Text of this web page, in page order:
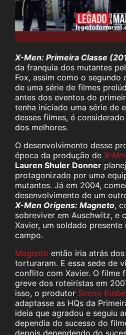
X-Men: Primeira Classe
da franquia dos mutantes
Fox, assim como o segundo
de uma série de filmes
antes dos eventos do
tenha iniciado uma série de
desses filmes, é
dos melhores.
O desenvolvimento desse
época da produção de X-
Lauren Shuler Donner
protagonizado por uma
mutantes. Já em 2004,
desenvolvimento de um
X-Men Origens: Magneto,
sobreviver em Auschwitz, e
Xavier, um soldado
campo.
Magneto então iria atrás
torturaram. E essa sede de
conflito com Xavier. O filme
greve dos roteiristas em
isso, o produtor Simon
adaptasse as HQs da
ideia que agradou e seguiu
dependia do sucesso do